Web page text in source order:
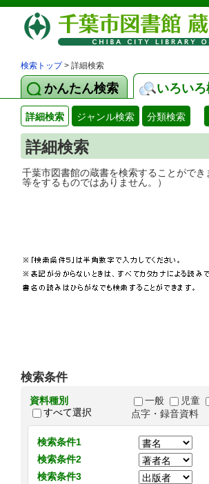
検索トップ> 詳細検索
かんたん検索 いろい
詳細検索 ジャンル検索 分類検索
詳細検索
千葉市図書館の蔵書を検索
等をするものではありません。）
検索条件
資料種別
すべて選択
一般 児童
点字・録音資料
検索条件1
検索条件2
検索条件3